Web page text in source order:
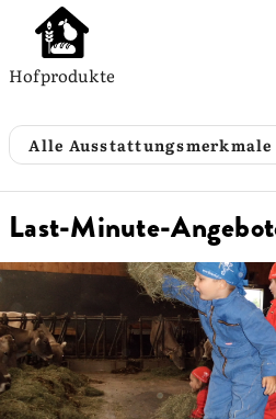
Hofprodukte
Alle Ausstattungsmerkmale
Last-Minute-